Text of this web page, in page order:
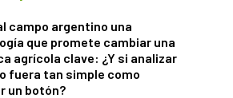
campo argentino una
que promete cambiar una
agrícola clave: ¿Y si analizar
fuera tan simple como
un botón?